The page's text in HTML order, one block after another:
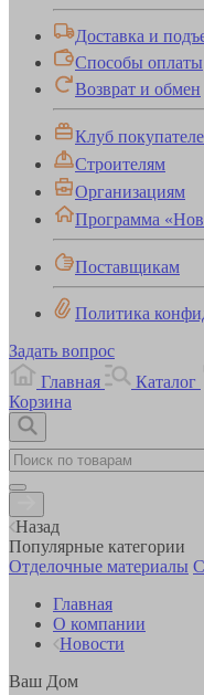
Доставка и
Способы оплаты
Возврат и обмен
Клуб
Строителям
Организациям
Программа
Поставщикам
Политика
Задать вопрос
Главная
Каталог
Корзина
Назад
Популярные категории
Отделочные материалы
Главная
О компании
Новости
Ваш Дом